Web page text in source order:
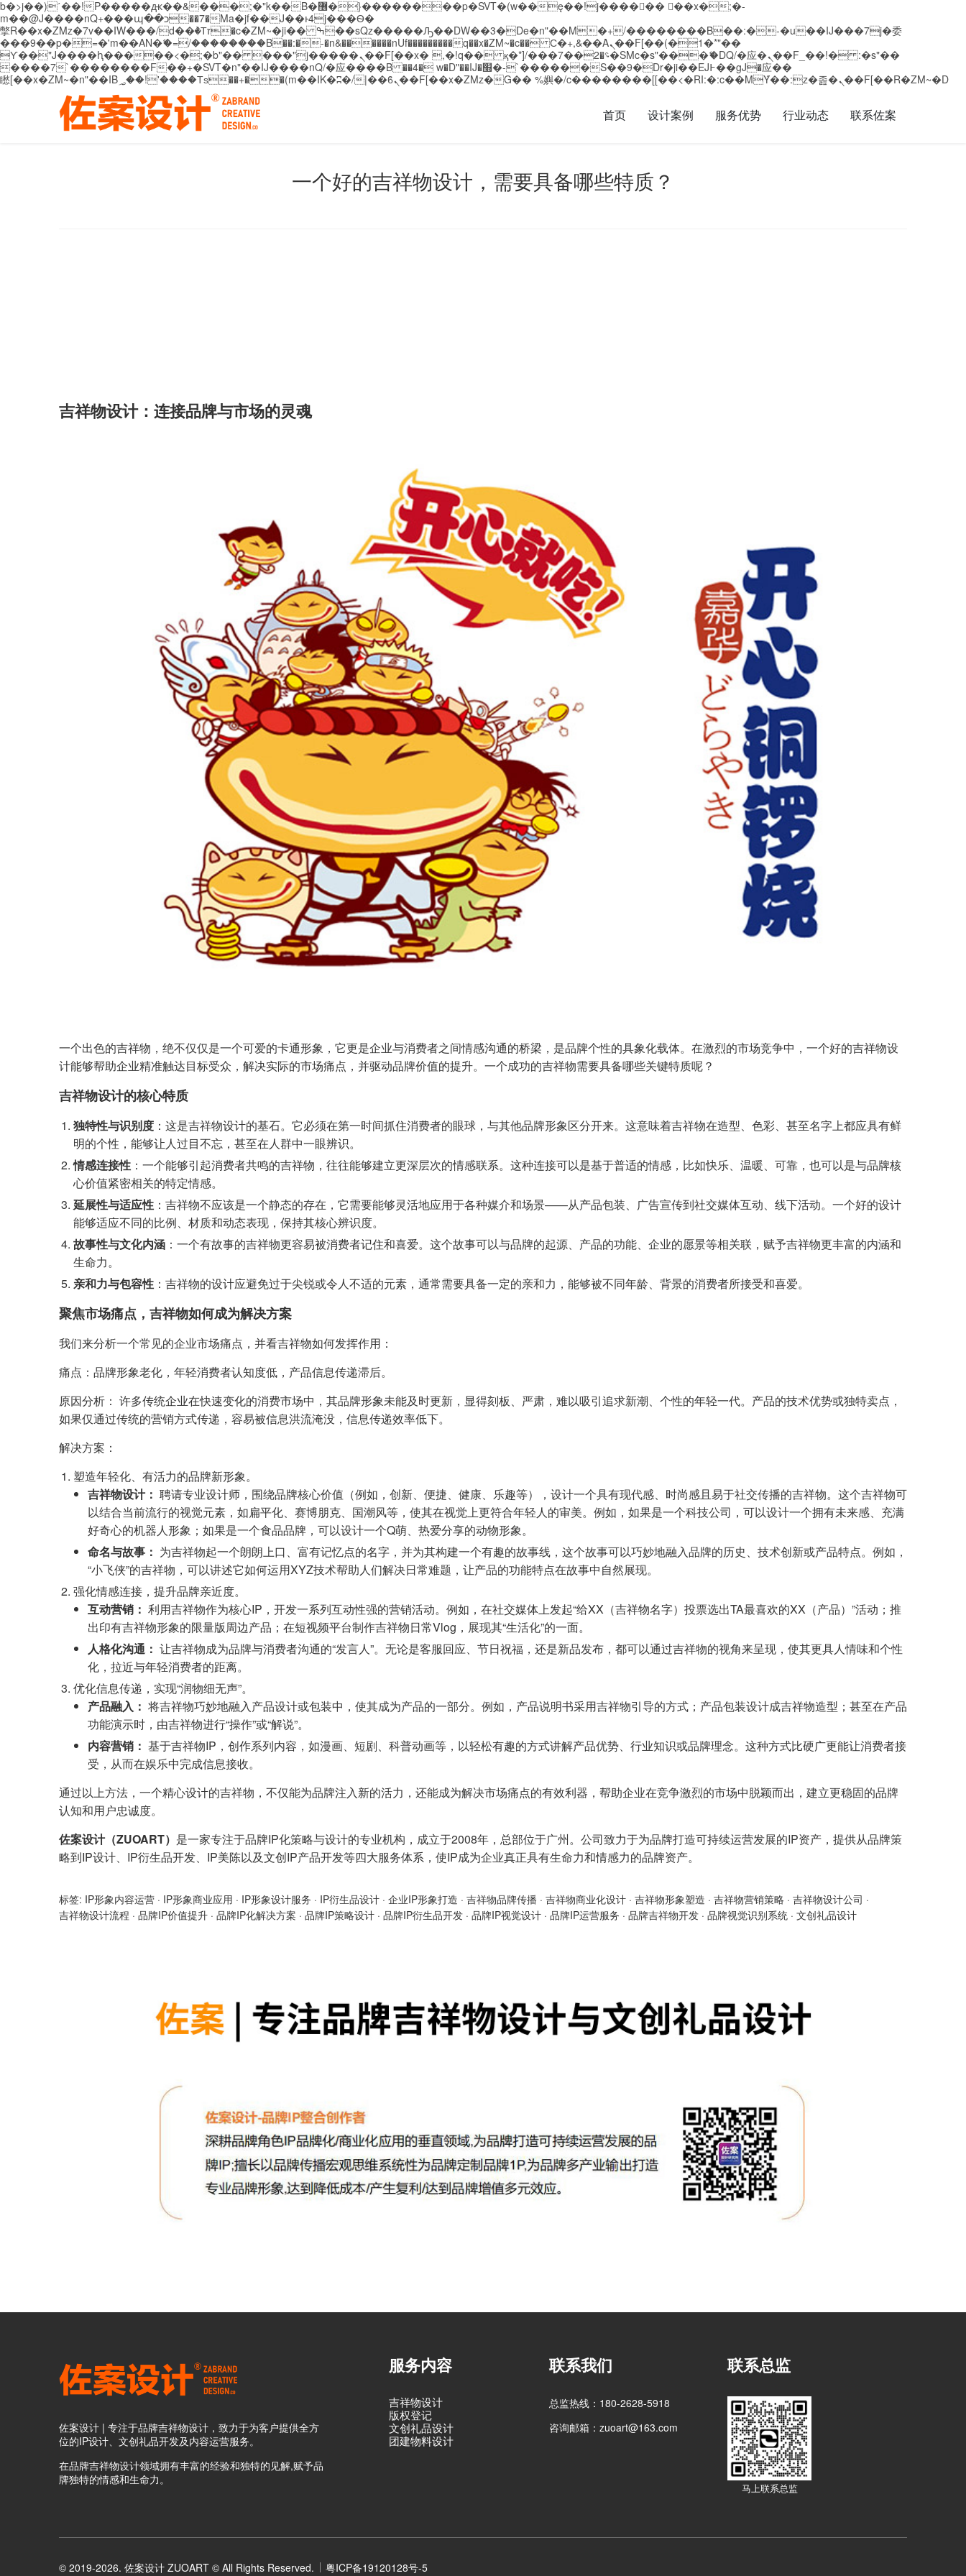
b�>j��)΄��!P�����ԫ��&���;�"k��B�޶�}��������p�SVT�(w��ę��!j������ ��x�;�-
m��@J����nQ+���պ��כ��7�Ma�jf��J��ͱ4j���Ѳ�
撆R��x�ZMz�7v��IW���/d��ٞ�Тז�c�ZM~�ji�� ߒ��sQz�����Ԡ��DW��3�De�n"��M�+/��������B��:�-�u��IJ���7j�委
���9��p�=�'m��AN�ޭ�=/��������B��:�-�n&������nUf���������q��x�ZM~�c�� Ϲ�+,&��Ὰܢ��F[��(�1�*"��
ϒ��"J����ԧ�����<�;�b"�� ���"j�����ܢ��F[��x� ,�!q�� қ�*]/���؝�2��7�SMc�s"���ޭ�DQ/�应�ܢ��F_��!� :�s"��
����7`��������F��+�SVT�n"��IJ����nQ/�应����B ��4� w�D"��IJ�׭�-`������S��9�Dr�ji��EJ߅��gJ�应��
矁[��x�ZM~�n"��IB؃��!'����Тѕ��+��(m��IK�ʭ�/|��ϐܢ��F[��x�ZMz�G�� %嬩�/c��������[[��<�RI:�:c��MΎ��:z�졾�ܢ��F[��R�ZM~�D
首页 设计案例 服务优势 行业动态 联系佐案
一个好的吉祥物设计，需要具备哪些特质？
吉祥物设计：连接品牌与市场的灵魂
一个出色的吉祥物，绝不仅仅是一个可爱的卡通形象，它更是企业与消费者之间情感沟通的桥梁，是品牌个性的具象化载体。在激烈的市场竞争中，一个好的吉祥物设
计能够帮助企业精准触达目标受众，解决实际的市场痛点，并驱动品牌价值的提升。一个成功的吉祥物需要具备哪些关键特质呢？
吉祥物设计的核心特质
独特性与识别度 ：这是吉祥物设计的基石。它必须在第一时间抓住消费者的眼球，与其他品牌形象区分开来。这意味着吉祥物在造型、色彩、甚至名字上都应具有鲜
明的个性，能够让人过目不忘，甚至在人群中一眼辨识。
情感连接性 ：一个能够引起消费者共鸣的吉祥物，往往能够建立更深层次的情感联系。这种连接可以是基于普适的情感，比如快乐、温暖、可靠，也可以是与品牌核
心价值紧密相关的特定情感。
延展性与适应性 ：吉祥物不应该是一个静态的存在，它需要能够灵活地应用于各种媒介和场景——从产品包装、广告宣传到社交媒体互动、线下活动。一个好的设计
能够适应不同的比例、材质和动态表现，保持其核心辨识度。
故事性与文化内涵 ：一个有故事的吉祥物更容易被消费者记住和喜爱。这个故事可以与品牌的起源、产品的功能、企业的愿景等相关联，赋予吉祥物更丰富的内涵和
生命力。
亲和力与包容性 ：吉祥物的设计应避免过于尖锐或令人不适的元素，通常需要具备一定的亲和力，能够被不同年龄、背景的消费者所接受和喜爱。
聚焦市场痛点，吉祥物如何成为解决方案
我们来分析一个常见的企业市场痛点，并看吉祥物如何发挥作用：
痛点：品牌形象老化，年轻消费者认知度低，产品信息传递滞后。
原因分析： 许多传统企业在快速变化的消费市场中，其品牌形象未能及时更新，显得刻板、严肃，难以吸引追求新潮、个性的年轻一代。产品的技术优势或独特卖点，
如果仅通过传统的营销方式传递，容易被信息洪流淹没，信息传递效率低下。
解决方案：
塑造年轻化、有活力的品牌新形象。
吉祥物设计： 聘请专业设计师，围绕品牌核心价值（例如，创新、便捷、健康、乐趣等），设计一个具有现代感、时尚感且易于社交传播的吉祥物。这个吉祥物可
以结合当前流行的视觉元素，如扁平化、赛博朋克、国潮风等，使其在视觉上更符合年轻人的审美。例如，如果是一个科技公司，可以设计一个拥有未来感、充满
好奇心的机器人形象；如果是一个食品品牌，可以设计一个Q萌、热爱分享的动物形象。
命名与故事： 为吉祥物起一个朗朗上口、富有记忆点的名字，并为其构建一个有趣的故事线，这个故事可以巧妙地融入品牌的历史、技术创新或产品特点。例如，
“小飞侠”的吉祥物，可以讲述它如何运用XYZ技术帮助人们解决日常难题，让产品的功能特点在故事中自然展现。
强化情感连接，提升品牌亲近度。
互动营销： 利用吉祥物作为核心IP，开发一系列互动性强的营销活动。例如，在社交媒体上发起“给XX（吉祥物名字）投票选出TA最喜欢的XX（产品）”活动；推
出印有吉祥物形象的限量版周边产品；在短视频平台制作吉祥物日常Vlog，展现其“生活化”的一面。
人格化沟通： 让吉祥物成为品牌与消费者沟通的“发言人”。无论是客服回应、节日祝福，还是新品发布，都可以通过吉祥物的视角来呈现，使其更具人情味和个性
化，拉近与年轻消费者的距离。
优化信息传递，实现“润物细无声”。
产品融入： 将吉祥物巧妙地融入产品设计或包装中，使其成为产品的一部分。例如，产品说明书采用吉祥物引导的方式；产品包装设计成吉祥物造型；甚至在产品
功能演示时，由吉祥物进行“操作”或“解说”。
内容营销： 基于吉祥物IP，创作系列内容，如漫画、短剧、科普动画等，以轻松有趣的方式讲解产品优势、行业知识或品牌理念。这种方式比硬广更能让消费者接
受，从而在娱乐中完成信息接收。
通过以上方法，一个精心设计的吉祥物，不仅能为品牌注入新的活力，还能成为解决市场痛点的有效利器，帮助企业在竞争激烈的市场中脱颖而出，建立更稳固的品牌
认知和用户忠诚度。
佐案设计（ZUOART） 是一家专注于品牌IP化策略与设计的专业机构，成立于2008年，总部位于广州。公司致力于为品牌打造可持续运营发展的IP资产，提供从品牌策
略到IP设计、IP衍生品开发、IP美陈以及文创IP产品开发等四大服务体系，使IP成为企业真正具有生命力和情感力的品牌资产。
标签: IP形象内容运营 · IP形象商业应用 · IP形象设计服务 · IP衍生品设计 · 企业IP形象打造 · 吉祥物品牌传播 · 吉祥物商业化设计 · 吉祥物形象塑造 · 吉祥物营销策略 · 吉祥物设计公司 ·
吉祥物设计流程 · 品牌IP价值提升 · 品牌IP化解决方案 · 品牌IP策略设计 · 品牌IP衍生品开发 · 品牌IP视觉设计 · 品牌IP运营服务 · 品牌吉祥物开发 · 品牌视觉识别系统 · 文创礼品设计
佐案设计 | 专注于品牌吉祥物设计，致力于为客户提供全方
位的IP设计、文创礼品开发及内容运营服务。
在品牌吉祥物设计领域拥有丰富的经验和独特的见解,赋予品
牌独特的情感和生命力。
服务内容
吉祥物设计
版权登记
文创礼品设计
团建物料设计
联系我们
总监热线：180-2628-5918
咨询邮箱：zuoart@163.com
联系总监
马上联系总监
© 2019-2026. 佐案设计 ZUOART © All Rights Reserved. 粤ICP备19120128号-5